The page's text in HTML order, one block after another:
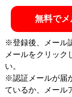
無料で
※登録後、メール
メールをクリック
い。
※認証メールが届
ているか、メール